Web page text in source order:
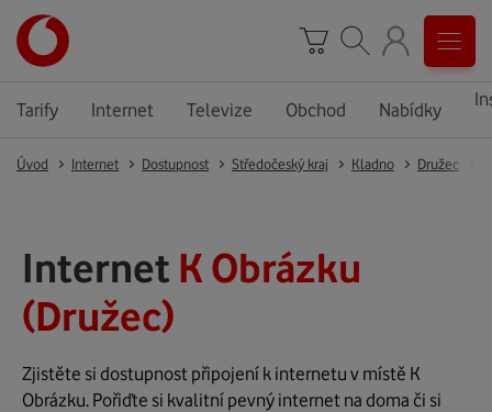
Tarify Internet Televize Obchod Nabídky
Úvod Internet Dostupnost Středočeský kraj Kladno Družec
Internet K Obrázku
(Družec)
Zjistěte si dostupnost připojení k internetu v místě K
Obrázku. Pořiďte si kvalitní pevný internet na doma či si